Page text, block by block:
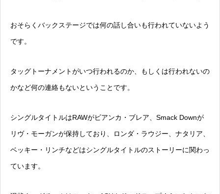
おそらくバックステージでは何の話し合いも行われていないよう
です。
タッグトーナメントがいつ行われるのか、もしくは行われないの
かなど何の連絡もないということです。
シングルタイトルはRAWがビアンカ・ブレア、Smack Downが
リヴ・モーガンが保持しており、ロンダ・ラウジー、ナタリア、
ベッキー・リンチなどはシングルタイトルのストーリーに関わっ
ています。